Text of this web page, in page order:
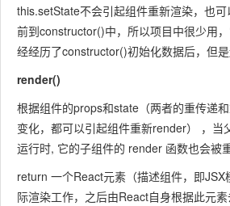
this.setState不会引起组件重新渲染，也
前到constructor()中，所以项目中很少用
经经历了constructor()初始化数据后，但是
render()
根据组件的props和state（两者的重传递
变化，都可以引起组件重新render） ，当
运行时, 它的子组件的 render 函数也会被
return 一个React元素（描述组件，即JSX
际渲染工作，之后由React自身根据此元素